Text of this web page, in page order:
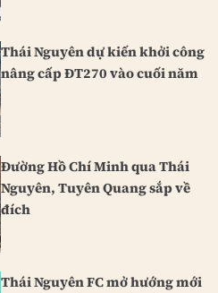
Thái Nguyên dự kiến khởi công
nâng cấp ĐT270 vào cuối năm
Đường Hồ Chí Minh qua Thái
Nguyên, Tuyên Quang sắp về
đích
Thái Nguyên FC mở hướng mới